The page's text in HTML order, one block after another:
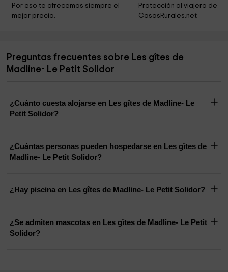
Por eso te ofrecemos siempre el
mejor precio.
Protección al viajero de
CasasRurales.net
Preguntas frecuentes sobre Les gîtes de
Madline- Le Petit Solidor
¿Cuánto cuesta alojarse en Les gîtes de Madline- Le
Petit Solidor?
¿Cuántas personas pueden hospedarse en Les gîtes de
Madline- Le Petit Solidor?
¿Hay piscina en Les gîtes de Madline- Le Petit Solidor?
¿Se admiten mascotas en Les gîtes de Madline- Le Petit
Solidor?